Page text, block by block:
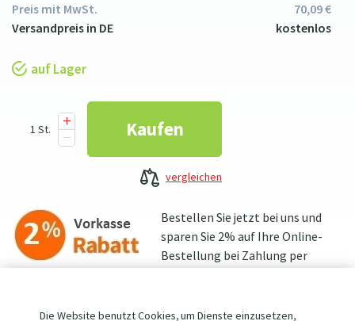
Die Website benutzt Cookies, um Dienste einzusetzen,
Bestellen Sie jetzt bei uns und
sparen Sie 2% auf Ihre Online-
Bestellung bei Zahlung per
vom Einkaufswert im Warenkorb abgezogen.
auf Lager
Preis mit MwSt. 70 09€
vergleichen